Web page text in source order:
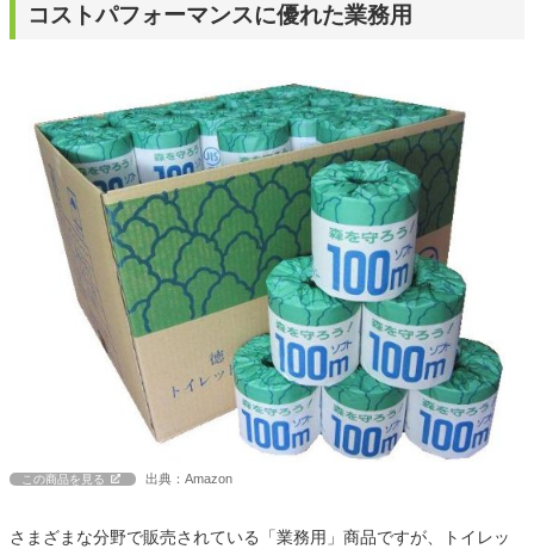
コストパフォーマンスに優れた業務用
この商品を見る 出典：Amazon
さまざまな分野で販売されている「業務用」商品ですが、トイレッ